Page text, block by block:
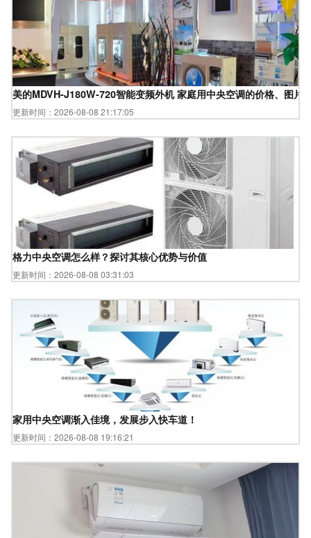
美的MDVH-J180W-720智能变频外机 家庭用中央空调的价格、图片
更新时间：2026-08-08 21:17:05
格力中央空调怎么样？探讨其核心优势与价值
更新时间：2026-08-08 03:31:03
家用中央空调渐入佳境，发展步入快车道！
更新时间：2026-08-08 19:16:21